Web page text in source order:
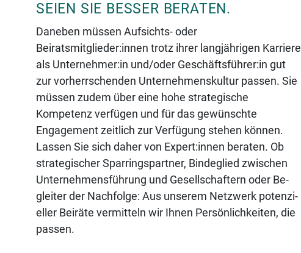
SEIEN SIE BESSER BERATEN.
Daneben müssen Aufsichts- oder
Beiratsmitglieder:innen trotz ihrer langjährigen Karriere
als Unternehmer:in und/oder Geschäftsführer:in gut
zur vorherrschenden Unternehmenskultur passen. Sie
müssen zudem über eine hohe strategische
Kompetenz verfügen und für das gewünschte
Engagement zeitlich zur Verfügung stehen können.
Lassen Sie sich daher von Expert:innen beraten. Ob
stra­te­gi­scher Spar­rings­part­ner, Bin­de­glied zwi­schen
Un­ter­neh­mens­füh­rung und Ge­sell­schaf­tern oder Be­
glei­ter der Nach­fol­ge: Aus un­se­rem Netz­werk po­ten­zi­
el­ler Bei­rä­te ver­mit­teln wir Ih­nen Per­sön­lich­kei­ten, die
pas­sen.